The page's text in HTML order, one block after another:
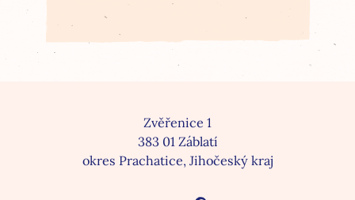
Zvěřenice 1
383 01 Záblatí
okres Prachatice, Jihočeský kraj